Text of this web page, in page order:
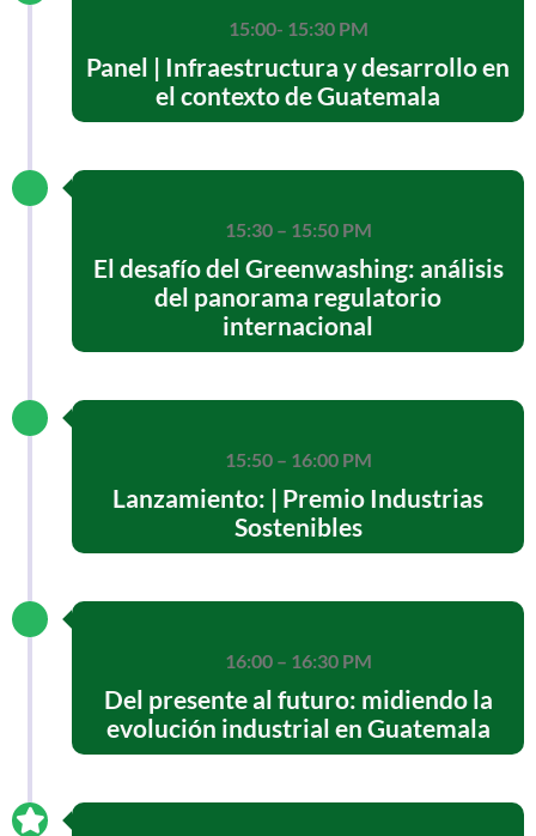
15:00- 15:30 PM
Panel | Infraestructura y desarrollo en
el contexto de Guatemala
15:30 – 15:50 PM
El desafío del Greenwashing: análisis
del panorama regulatorio
internacional
15:50 – 16:00 PM
Lanzamiento: | Premio Industrias
Sostenibles
16:00 – 16:30 PM
Del presente al futuro: midiendo la
evolución industrial en Guatemala